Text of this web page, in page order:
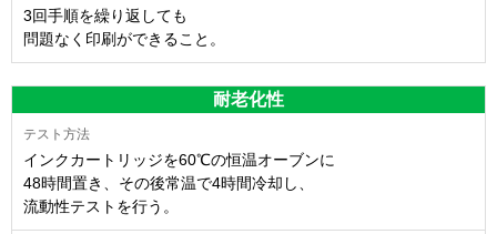
3回手順を繰り返しても
問題なく印刷ができること。
耐老化性
インクカートリッジを60℃の恒温オーブンに
48時間置き、その後常温で4時間冷却し、
流動性テストを行う。